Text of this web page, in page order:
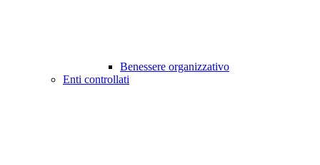
Benessere organizzativo
Enti controllati